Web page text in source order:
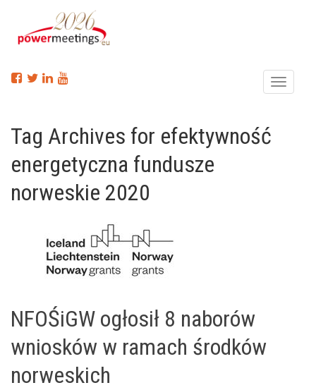
Menu
Tag Archives for efektywność
energetyczna fundusze
norweskie 2020
NFOŚiGW ogłosił 8 naborów
wniosków w ramach środków
norweskich